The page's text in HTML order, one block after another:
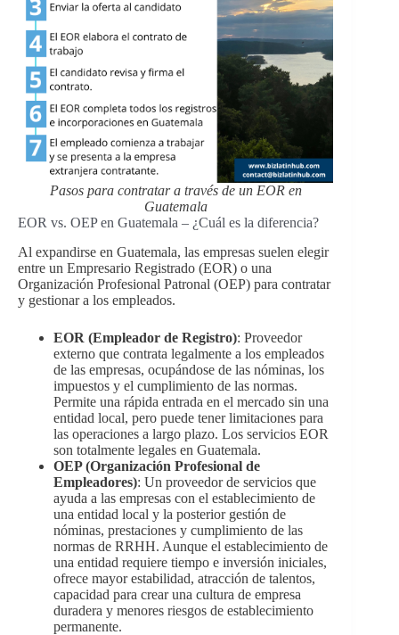
Pasos para contratar a través de un EOR en
Guatemala
EOR vs. OEP en Guatemala – ¿Cuál es la diferencia?
Al expandirse en Guatemala, las empresas suelen elegir
entre un Empresario Registrado (EOR) o una
Organización Profesional Patronal (OEP) para contratar
y gestionar a los empleados.
EOR (Empleador de Registro): Proveedor
externo que contrata legalmente a los empleados
de las empresas, ocupándose de las nóminas, los
impuestos y el cumplimiento de las normas.
Permite una rápida entrada en el mercado sin una
entidad local, pero puede tener limitaciones para
las operaciones a largo plazo. Los servicios EOR
son totalmente legales en Guatemala.
OEP (Organización Profesional de
Empleadores): Un proveedor de servicios que
ayuda a las empresas con el establecimiento de
una entidad local y la posterior gestión de
nóminas, prestaciones y cumplimiento de las
normas de RRHH. Aunque el establecimiento de
una entidad requiere tiempo e inversión iniciales,
ofrece mayor estabilidad, atracción de talentos,
capacidad para crear una cultura de empresa
duradera y menores riesgos de establecimiento
permanente.